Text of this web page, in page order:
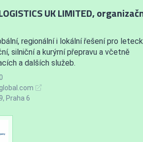
UK LIMITED,
regionální i lokální řešení pro
silniční a kurýrní přepravu a včetně
a dalších služeb.
Praha 6